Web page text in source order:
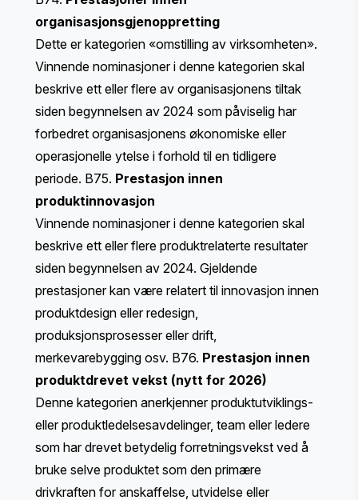
organisasjonsgjenoppretting
Dette er kategorien «omstilling av virksomheten».
Vinnende nominasjoner i denne kategorien skal
beskrive ett eller flere av organisasjonens tiltak
siden begynnelsen av 2024 som påviselig har
forbedret organisasjonens økonomiske eller
operasjonelle ytelse i forhold til en tidligere
periode. B75. Prestasjon innen
produktinnovasjon
Vinnende nominasjoner i denne kategorien skal
beskrive ett eller flere produktrelaterte resultater
siden begynnelsen av 2024. Gjeldende
prestasjoner kan være relatert til innovasjon innen
produktdesign eller redesign,
produksjonsprosesser eller drift,
merkevarebygging osv. B76. Prestasjon innen
produktdrevet vekst (nytt for 2026)
Denne kategorien anerkjenner produktutviklings-
eller produktledelsesavdelinger, team eller ledere
som har drevet betydelig forretningsvekst ved å
bruke selve produktet som den primære
drivkraften for anskaffelse, utvidelse eller